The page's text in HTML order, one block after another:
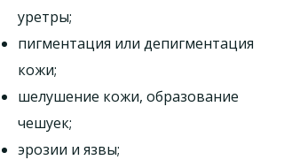
уретры;
пигментация или депигментация
кожи;
шелушение кожи, образование
чешуек;
эрозии и язвы;